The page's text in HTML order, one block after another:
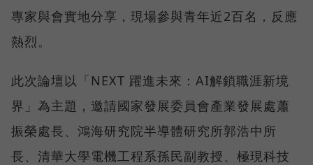
專家與會實地分享，現場參與青年近2百名，反應
熱烈。
此次論壇以「NEXT 躍進未來：AI解鎖職涯新境
界」為主題，邀請國家發展委員會產業發展處蕭
振榮處長、鴻海研究院半導體研究所郭浩中所
長、清華大學電機工程系孫民副教授、極現科技